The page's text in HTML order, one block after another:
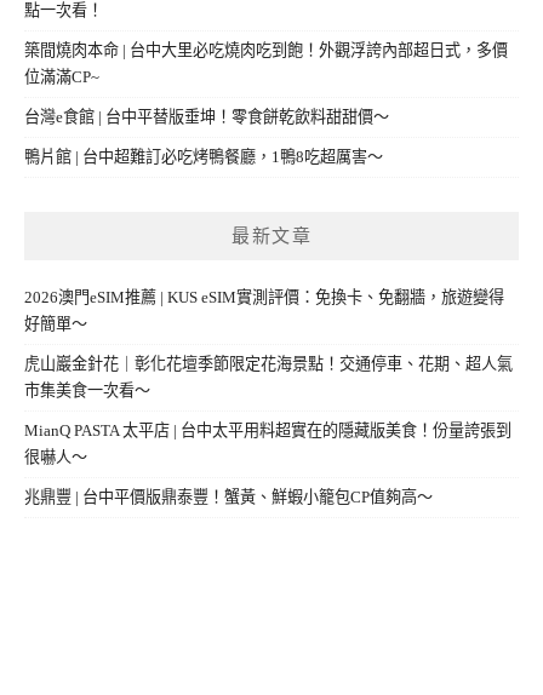
點一次看！
築間燒肉本命 | 台中大里必吃燒肉吃到飽！外觀浮誇內部超日式，多價
位滿滿CP~
台灣e食館 | 台中平替版垂坤！零食餅乾飲料甜甜價～
鴨片館 | 台中超難訂必吃烤鴨餐廳，1鴨8吃超厲害～
最新文章
2026澳門eSIM推薦 | KUS eSIM實測評價：免換卡、免翻牆，旅遊變得
好簡單～
虎山巖金針花｜彰化花壇季節限定花海景點！交通停車、花期、超人氣
市集美食一次看～
MianQ PASTA 太平店 | 台中太平用料超實在的隱藏版美食！份量誇張到
很嚇人～
兆鼎豐 | 台中平價版鼎泰豐！蟹黃、鮮蝦小籠包CP值夠高～